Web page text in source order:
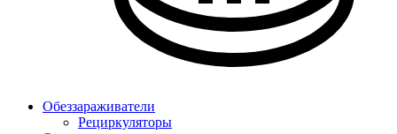
Обеззараживатели
Рециркуляторы